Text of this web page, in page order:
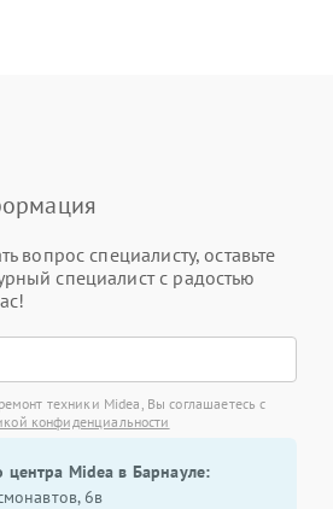
вопрос специалисту, оставьте
специалист с радостью
техники Midea, Вы соглашаетесь с
конфиденциальности
центра Midea в Барнауле:
6в